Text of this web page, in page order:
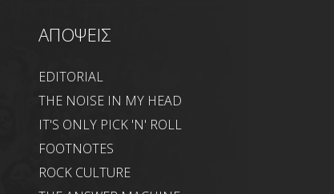
ΑΠΟΨΕΙΣ
EDITORIAL
THE NOISE IN MY HEAD
IT'S ONLY PICK 'N' ROLL
FOOTNOTES
ROCK CULTURE